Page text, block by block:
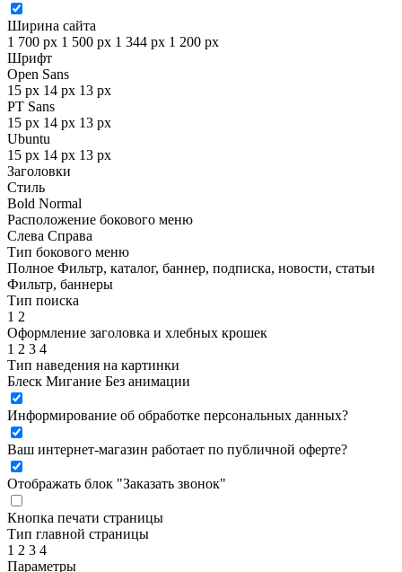
Ширина сайта
1 700 px 1 500 px 1 344 px 1 200 px
Шрифт
Open Sans
15 px 14 px 13 px
PT Sans
15 px 14 px 13 px
Ubuntu
15 px 14 px 13 px
Заголовки
Стиль
Bold Normal
Расположение бокового меню
Слева Справа
Тип бокового меню
Полное Фильтр, каталог, баннер, подписка, новости, статьи
Фильтр, баннеры
Тип поиска
1 2
Оформление заголовка и хлебных крошек
1 2 3 4
Тип наведения на картинки
Блеск Мигание Без анимации
Информирование об обработке персональных данных?
Ваш интернет-магазин работает по публичной оферте?
Отображать блок "Заказать звонок"
Кнопка печати страницы
Тип главной страницы
1 2 3 4
Параметры